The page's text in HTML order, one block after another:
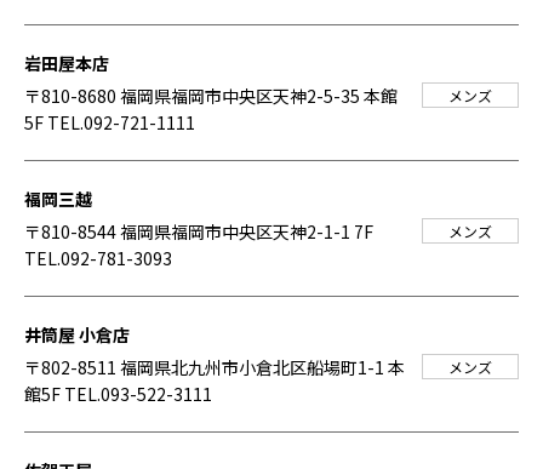
岩田屋本店
〒810-8680 福岡県福岡市中央区天神2-5-35 本館
5F TEL.092-721-1111
メンズ
福岡三越
〒810-8544 福岡県福岡市中央区天神2-1-1 7F
TEL.092-781-3093
メンズ
井筒屋 小倉店
〒802-8511 福岡県北九州市小倉北区船場町1-1 本
館5F TEL.093-522-3111
メンズ